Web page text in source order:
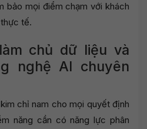
bảo mọi điểm chạm với khách
tế.
chủ dữ liệu và
nghệ AI chuyên
chỉ nam cho mọi quyết định
năng cần có năng lực phân